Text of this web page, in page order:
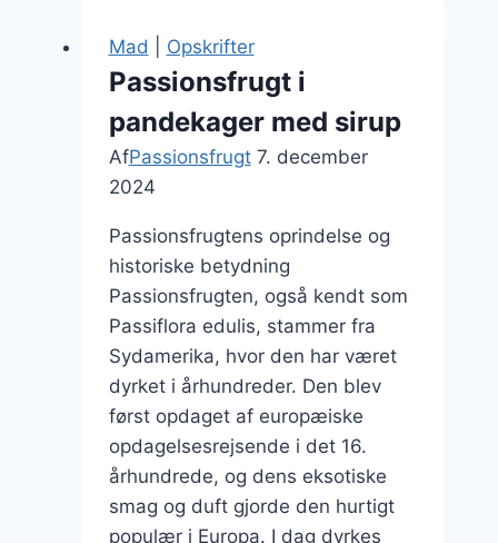
skønt
samspil
Mad Opskrifter
Passionsfrugt i
pandekager med sirup
AfPassionsfrugt 7. december
2024
Passionsfrugtens oprindelse og
historiske betydning
Passionsfrugten, også kendt som
Passiflora edulis, stammer fra
Sydamerika, hvor den har været
dyrket i århundreder. Den blev
først opdaget af europæiske
opdagelsesrejsende i det 16.
århundrede, og dens eksotiske
smag og duft gjorde den hurtigt
populær i Europa. I dag dyrkes